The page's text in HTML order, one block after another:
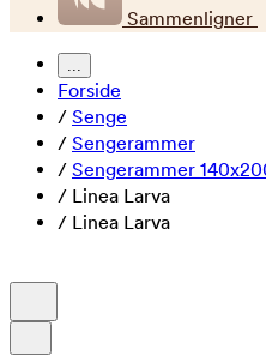
Sammenligner
...
Forside
/ Senge
/ Sengerammer
/ Sengerammer
/ Linea Larva
/ Linea Larva